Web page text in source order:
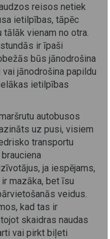
reisos netiek
ietilpības, tāpēc
vienam no otra.
ir īpaši
būs jānodrošina
jānodrošina papildu
ietilpības
autobusos
uz pusi, visiem
transportu
ja iespējams,
mazāka, bet īsu
veidus.
kad tas ir
skaidras naudas
vai pirkt biļeti